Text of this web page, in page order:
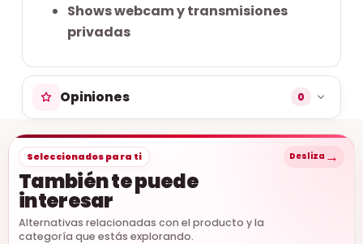
Shows webcam y transmisiones
privadas
Opiniones 0
Seleccionados para ti
También te puede
interesar
Alternativas relacionadas con el producto y la
categoría que estás explorando.
Desliza →